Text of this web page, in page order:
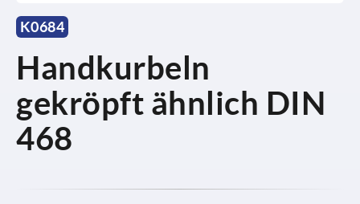
K0684
Handkurbeln
gekröpft ähnlich DIN
468